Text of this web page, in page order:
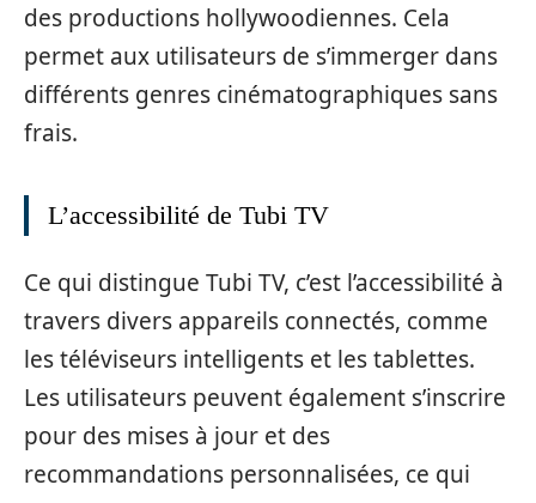
des productions hollywoodiennes. Cela
permet aux utilisateurs de s’immerger dans
différents genres cinématographiques sans
frais.
L’accessibilité de Tubi TV
Ce qui distingue Tubi TV, c’est l’accessibilité à
travers divers appareils connectés, comme
les téléviseurs intelligents et les tablettes.
Les utilisateurs peuvent également s’inscrire
pour des mises à jour et des
recommandations personnalisées, ce qui